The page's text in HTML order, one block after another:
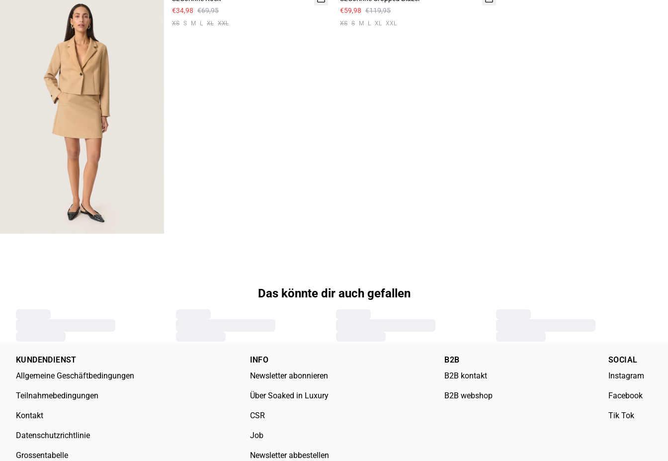
€34,98 €69,95
XS S M L XL XXL
€59,98 €119,95
XS S M L XL XXL
Das könnte dir auch gefallen
KUNDENDIENST
Allgemeine Geschäftbedingungen
Teilnahmebedingungen
Kontakt
Datenschutzrichtlinie
Grossentabelle
INFO
Newsletter abonnieren
Über Soaked in Luxury
CSR
Job
Newsletter abbestellen
B2B
B2B kontakt
B2B webshop
SOCIAL
Instagram
Facebook
Tik Tok